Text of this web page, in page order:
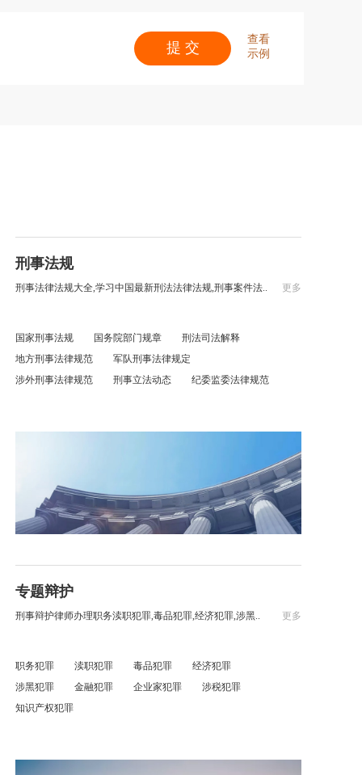
提 交
查看
示例
刑事法规
更多
刑事法律法规大全,学习中国最新刑法法律法规,刑事案件法..
国家刑事法规 国务院部门规章
刑法司法解释
地方刑事法律规范
军队刑事法律规定
涉外刑事法律规范
刑事立法动态 纪委监委法律规范
专题辩护
更多
刑事辩护律师办理职务渎职犯罪,毒品犯罪,经济犯罪,涉黑..
职务犯罪 渎职犯罪 毒品犯罪
经济犯罪
涉黑犯罪
金融犯罪 企业家犯罪
涉税犯罪
知识产权犯罪